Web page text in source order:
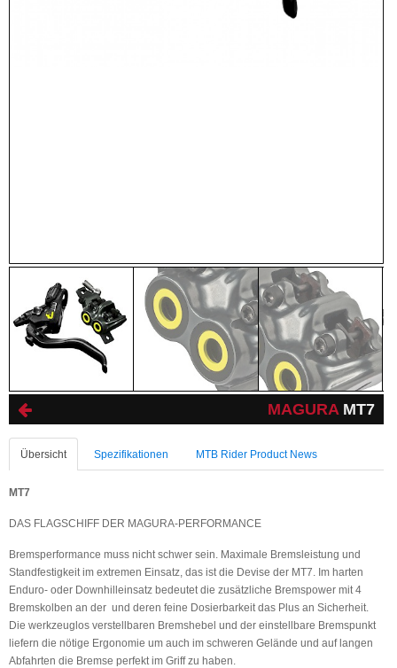
MAGURAMT7
Übersicht Spezifikationen MTB Rider Product News
MT7
DAS FLAGSCHIFF DER MAGURA-PERFORMANCE
Bremsperformance muss nicht schwer sein. Maximale Bremsleistung und
Standfestigkeit im extremen Einsatz, das ist die Devise der MT7. Im harten
Enduro- oder Downhilleinsatz bedeutet die zusätzliche Bremspower mit 4
Bremskolben an der und deren feine Dosierbarkeit das Plus an Sicherheit.
Die werkzeuglos verstellbaren Bremshebel und der einstellbare Bremspunkt
liefern die nötige Ergonomie um auch im schweren Gelände und auf langen
Abfahrten die Bremse perfekt im Griff zu haben.